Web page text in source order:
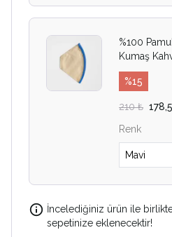
%100
Kumaş
%15
210 ₺
Renk
İncelediğiniz ürün ile
sepetinize eklenecektir!